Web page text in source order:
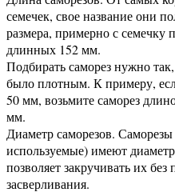
семечек, свое название они
размера, примерно с семечку
длинных 152 мм.
Подбирать саморез нужно
было плотным. К примеру,
50 мм, возьмите саморез
мм.
Диаметр саморезов.
используемые) имеют
позволяет закручивать их без
засверливания.